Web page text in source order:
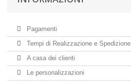
Pagamenti
Tempi di Realizzazione e Spedizione
A casa dei clienti
Le personalizzazioni